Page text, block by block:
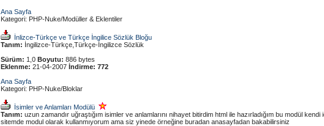
Ana Sayfa
Kategori: PHP-Nuke/Modüller & Eklentiler
İnlizce-Türkçe ve Türkçe İngilice Sözlük Bloğu
Tanım: İngilizce-Türkçe,Türkçe-İngilizce Sözlük
Sürüm: 1,0 Boyutu: 886 bytes
Eklenme: 21-04-2007 İndirme: 772
Ana Sayfa
Kategori: PHP-Nuke/Bloklar
İsimler ve Anlamları Modülü
Tanım: uzun zamandır uğraştığım isimler ve anlamlarını nihayet bitirdim html ile hazırladığım bu modül
sitemde modul olarak kullanmıyorum ama siz yinede örneğine buradan anasayfadan bakabilirsiniz